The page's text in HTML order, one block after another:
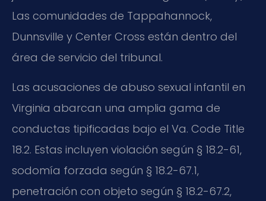
Las comunidades de Tappahannock,
Dunnsville y Center Cross están dentro del
área de servicio del tribunal.
Las acusaciones de abuso sexual infantil en
Virginia abarcan una amplia gama de
conductas tipificadas bajo el Va. Code Title
18.2. Estas incluyen violación según § 18.2-61,
sodomía forzada según § 18.2-67.1,
penetración con objeto según § 18.2-67.2,